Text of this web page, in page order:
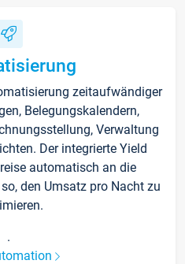
zeitaufwändiger
Belegungskalendern,
Verwaltung
Der integrierte Yield
automatisch an die
den Umsatz pro Nacht zu
.